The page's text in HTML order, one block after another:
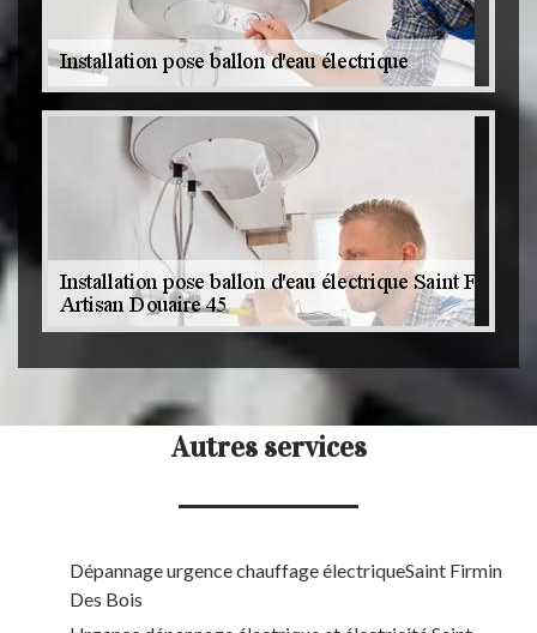
Autres services
Dépannage urgence chauffage électriqueSaint Firmin
Des Bois